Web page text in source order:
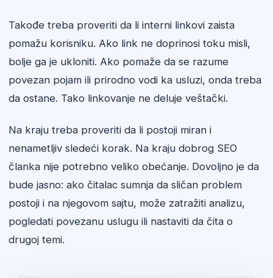
Takođe treba proveriti da li interni linkovi zaista
pomažu korisniku. Ako link ne doprinosi toku misli,
bolje ga je ukloniti. Ako pomaže da se razume
povezan pojam ili prirodno vodi ka usluzi, onda treba
da ostane. Tako linkovanje ne deluje veštački.
Na kraju treba proveriti da li postoji miran i
nenametljiv sledeći korak. Na kraju dobrog SEO
članka nije potrebno veliko obećanje. Dovoljno je da
bude jasno: ako čitalac sumnja da sličan problem
postoji i na njegovom sajtu, može zatražiti analizu,
pogledati povezanu uslugu ili nastaviti da čita o
drugoj temi.